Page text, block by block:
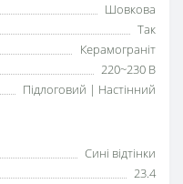
Шовкова
Так
Керамограніт
220~230 В
Підлоговий | Настінний
Сині відтінки
23.4